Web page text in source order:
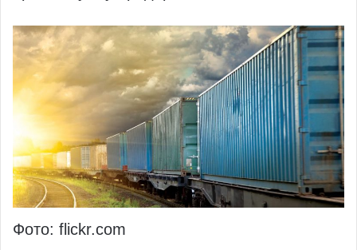
Фото: flickr.com